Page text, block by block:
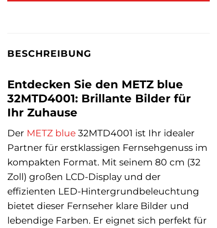
BESCHREIBUNG
Entdecken Sie den METZ blue
32MTD4001: Brillante Bilder für
Ihr Zuhause
Der METZ blue 32MTD4001 ist Ihr idealer
Partner für erstklassigen Fernsehgenuss im
kompakten Format. Mit seinem 80 cm (32
Zoll) großen LCD-Display und der
effizienten LED-Hintergrundbeleuchtung
bietet dieser Fernseher klare Bilder und
lebendige Farben. Er eignet sich perfekt für